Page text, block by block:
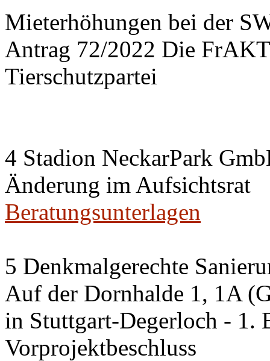
Mieterhöhungen bei der
Antrag 72/2022 Die
Tierschutzpartei
4 Stadion NeckarPark
Änderung im Aufsichtsrat
Beratungsunterlagen
5 Denkmalgerechte
Auf der Dornhalde 1, 1A
in Stuttgart-Degerloch - 1.
Vorprojektbeschluss